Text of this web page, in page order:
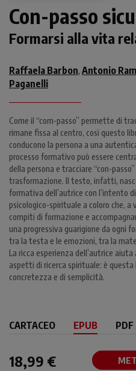
Con-passo
Formarsi alla vita
Raffaela Barbon, Antonio
Paganelli
Come il “com-passo” permette di
rimane fissa al centro, così questo
conducono la persona a una
processo formativo può essere
della persona e tracciare “con-
trasformazione. Il testo, infatti,
formativa dell’autrice con l’intento
psicologico-spirituale a coloro che,
compiti di formazione e
una progressiva guarigione da ogni
tra la testa e le emozioni, tra la
La ricca esperienza dell’autrice
aspetti di ricerca spirituale: è
concretezza e di semplicità.
CARTACEO EPUB PDF
18,99 €